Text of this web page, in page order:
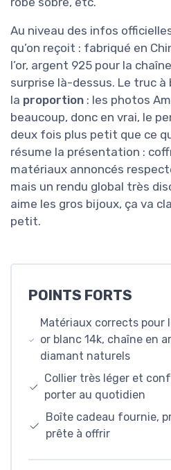
Au niveau des infos
qu’on reçoit : fabriqué en
l’or, argent 925 pour la
surprise là-dessus. Le truc à
la proportion : les photos
beaucoup, donc en vrai, le
deux fois plus petit que ce
résume la présentation :
matériaux annoncés
mais un rendu global très
aime les gros bijoux, ça va
petit.
POINTS FORTS
Matériaux corrects pour
or blanc 14k, chaîne en
diamant naturels
Collier très léger et
porter au quotidien
Boîte cadeau fournie,
prête à offrir